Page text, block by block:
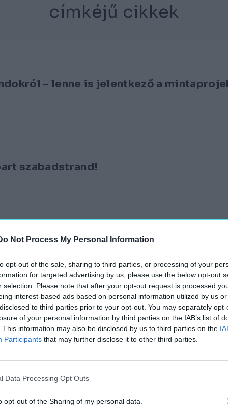
Not Process My Personal Information
opt-out of the sale, sharing to third parties, or processing of your
for targeted advertising by us, please use the below opt-out
selection. Please note that after your opt-out request is processed
interest-based ads based on personal information utilized by us
to third parties prior to your opt-out. You may separately
of your personal information by third parties on the IAB’s list of
This information may also be disclosed by us to third parties on the
Participants that may further disclose it to other third parties.
Data Processing Opt Outs
opt-out of the Sharing of my personal data.
címkéjű cikkek
– lenne is jelentkező a
szabadstrand!
a város legjobb fürdőiben!
kvíz!